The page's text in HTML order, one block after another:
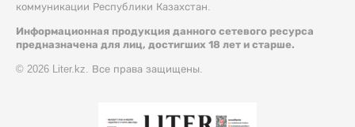
коммуникации Республики Казахстан.
Информационная продукция данного сетевого ресурса
предназначена для лиц, достигших 18 лет и старше.
© 2026 Liter.kz. Все права защищены.